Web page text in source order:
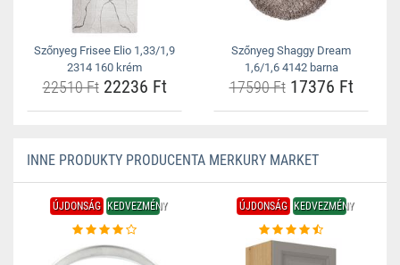
Szőnyeg Frisee Elio 1,33/1,9
2314 160 krém
22510 Ft22236 Ft
Szőnyeg Shaggy Dream
1,6/1,6 4142 barna
17590 Ft17376 Ft
INNE PRODUKTY PRODUCENTA MERKURY MARKET
ÚJDONSÁG KEDVEZMÉNY ÚJDONSÁG KEDVEZMÉNY